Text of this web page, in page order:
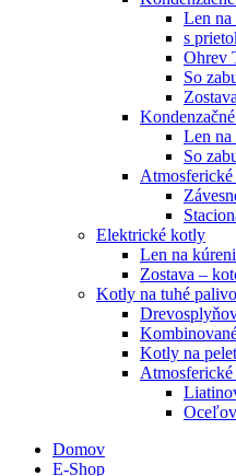
Len na
s
Ohrev
So
Len na
So
Elektrické kotly
Len na
Zostava –
Kotly na tuhé palivo
Kotly na
Domov
E-Shop